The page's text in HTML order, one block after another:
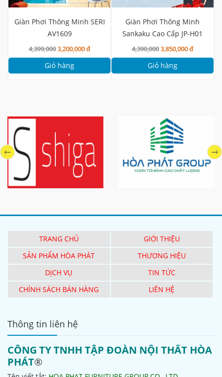
Giàn Phơi Thông Minh SERI
AV1609
4,399,0003,200,000 đ
Giỏ hàng
Giàn Phơi Thông Minh
Sankaku Cao Cấp JP-H01
4,390,0003,850,000 đ
Giỏ hàng
TRANG CHỦ
GIỚI THIỆU
SẢN PHẨM HÒA PHÁT
THƯƠNG HIỆU
DỊCH VỤ
TIN TỨC
CHÍNH SÁCH BÁN HÀNG
LIÊN HỆ
Thông tin liên hệ
CÔNG TY TNHH TẬP ĐOÀN NỘI THẤT HÒA
PHÁT®